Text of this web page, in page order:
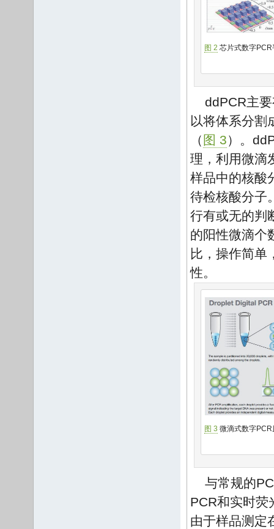
图 2 芯片式数字
ddPCR主
以将体系分割
（ 图 3）。
理，利用微滴
样品中的核酸
待检核酸分子
行有或无的判
的阳性微滴个
比，操作简单
性。
图 3 微滴式数字PCR
与常规的
PCR和实时荧
由于样品测定